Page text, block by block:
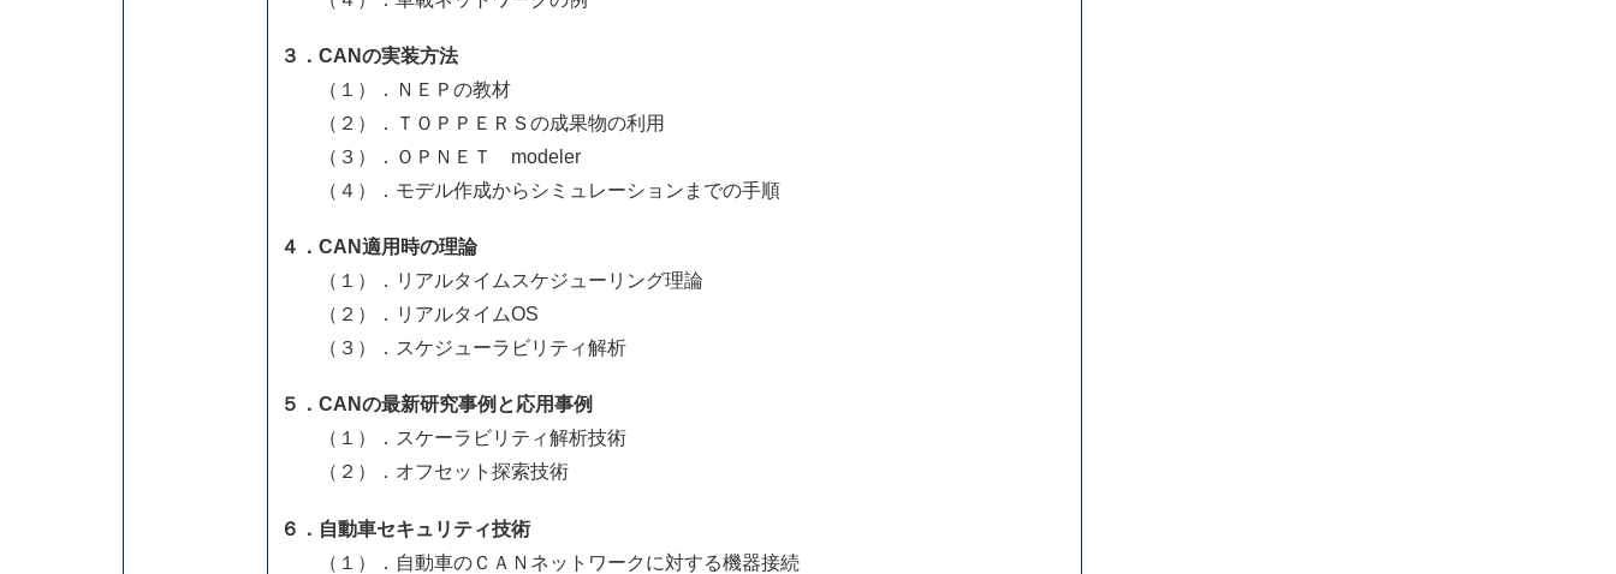
３．CANの実装方法
（１）．ＮＥＰの教材
（２）．ＴＯＰＰＥＲＳの成果物の利用
（３）．ＯＰＮＥＴ modeler
（４）．モデル作成からシミュレーションまでの手順
４．CAN適用時の理論
（１）．リアルタイムスケジューリング理論
（２）．リアルタイムOS
（３）．スケジューラビリティ解析
５．CANの最新研究事例と応用事例
（１）．スケーラビリティ解析技術
（２）．オフセット探索技術
６．自動車セキュリティ技術
（１）．自動車のＣＡＮネットワークに対する機器接続